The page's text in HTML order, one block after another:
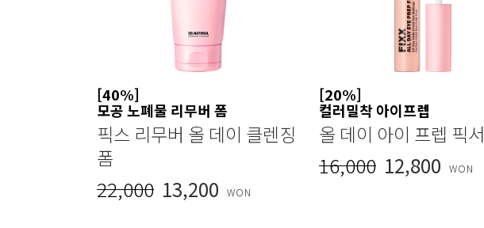
[40%]
모공 노폐물 리무버 폼
픽스 리무버 올 데이 클렌징
폼
22,000 13,200 WON
[20%]
컬러밀착 아이프렙
올 데이 아이 프렙 픽서
16,000 12,800 WON